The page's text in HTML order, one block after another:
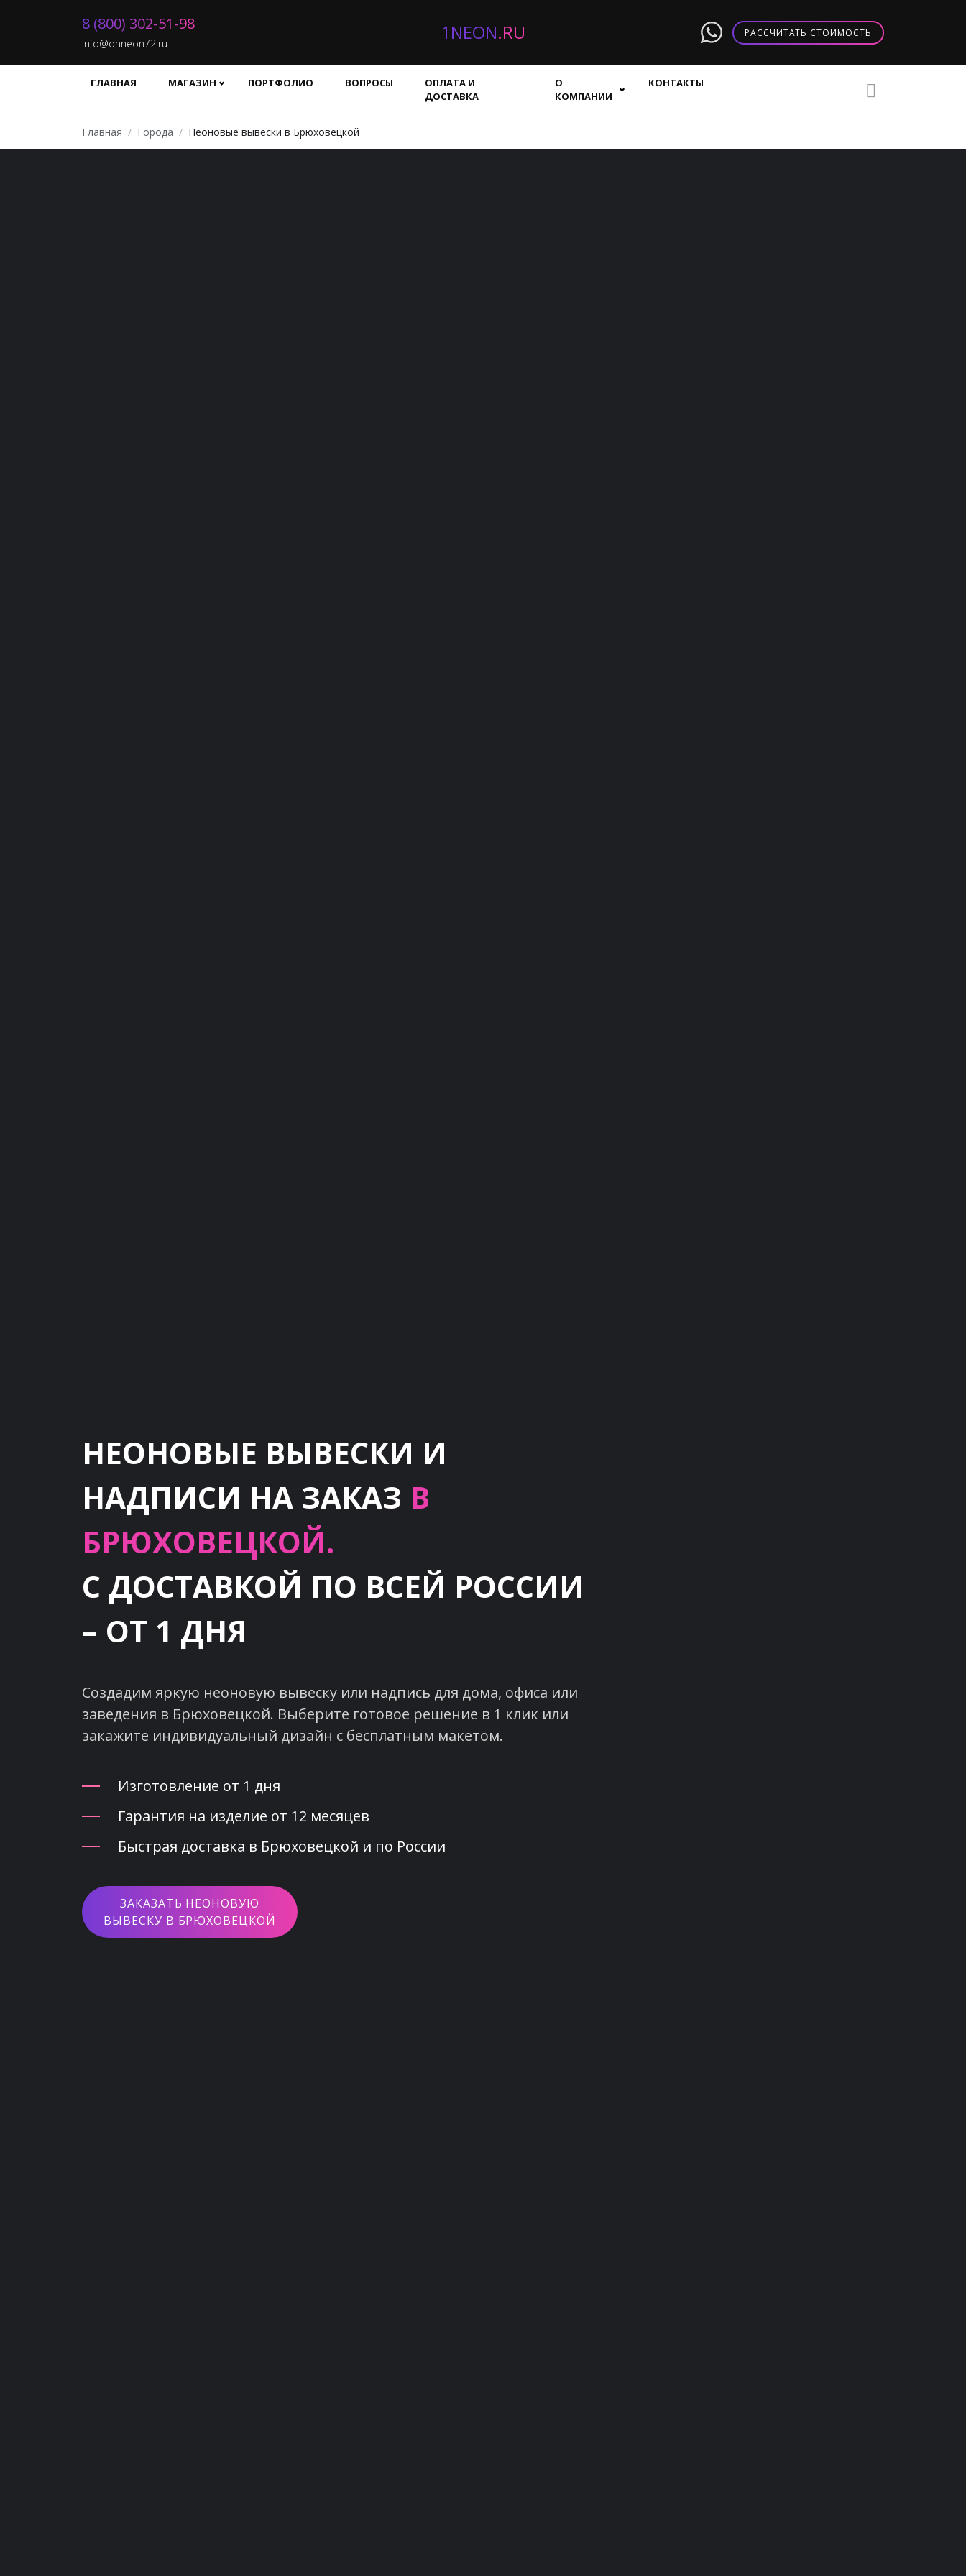
8 (800) 302-51-98
info@onneon72.ru 1NEON.RU РАССЧИТАТЬ СТОИМОСТЬ
ГЛАВНАЯ МАГАЗИН ПОРТФОЛИО ВОПРОСЫ
ОПЛАТА И
ДОСТАВКА
О
КОМПАНИИ
КОНТАКТЫ
Главная Города Неоновые вывески в Брюховецкой
НЕОНОВЫЕ ВЫВЕСКИ И
НАДПИСИ НА ЗАКАЗ В
БРЮХОВЕЦКОЙ.
С ДОСТАВКОЙ ПО ВСЕЙ РОССИИ
– ОТ 1 ДНЯ
Создадим яркую неоновую вывеску или надпись для дома, офиса или
заведения в Брюховецкой. Выберите готовое решение в 1 клик или
закажите индивидуальный дизайн с бесплатным макетом.
Изготовление от 1 дня
Гарантия на изделие от 12 месяцев
Быстрая доставка в Брюховецкой и по России
ЗАКАЗАТЬ НЕОНОВУЮ
ВЫВЕСКУ В БРЮХОВЕЦКОЙ